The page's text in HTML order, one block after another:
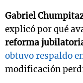
Gabriel
explicó por qué
reforma
obtuvo respaldo
modificación